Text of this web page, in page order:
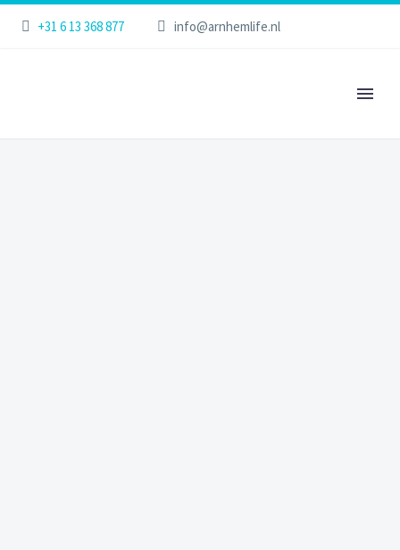
+31 6 13 368 877 info@arnhemlife.nl